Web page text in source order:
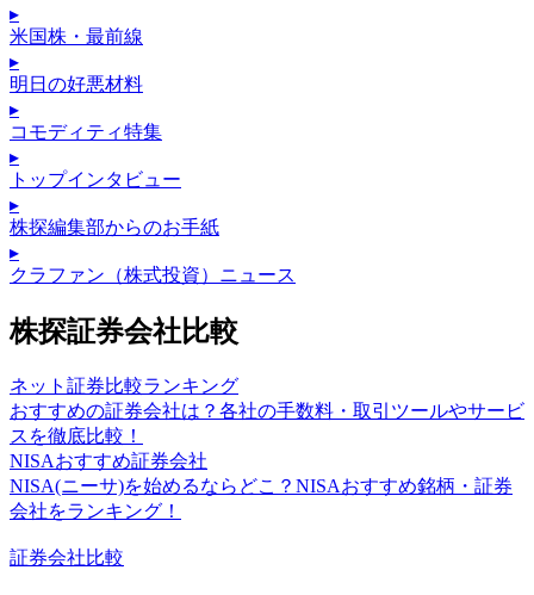
▸
米国株・最前線
▸
明日の好悪材料
▸
コモディティ特集
▸
トップインタビュー
▸
株探編集部からのお手紙
▸
クラファン（株式投資）ニュース
株探証券会社比較
ネット証券比較ランキング
おすすめの証券会社は？各社の手数料・取引ツールやサービ
スを徹底比較！
NISAおすすめ証券会社
NISA(ニーサ)を始めるならどこ？NISAおすすめ銘柄・証券
会社をランキング！
証券会社比較